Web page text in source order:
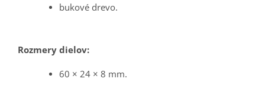
bukové drevo.
Rozmery dielov:
60 × 24 × 8 mm.